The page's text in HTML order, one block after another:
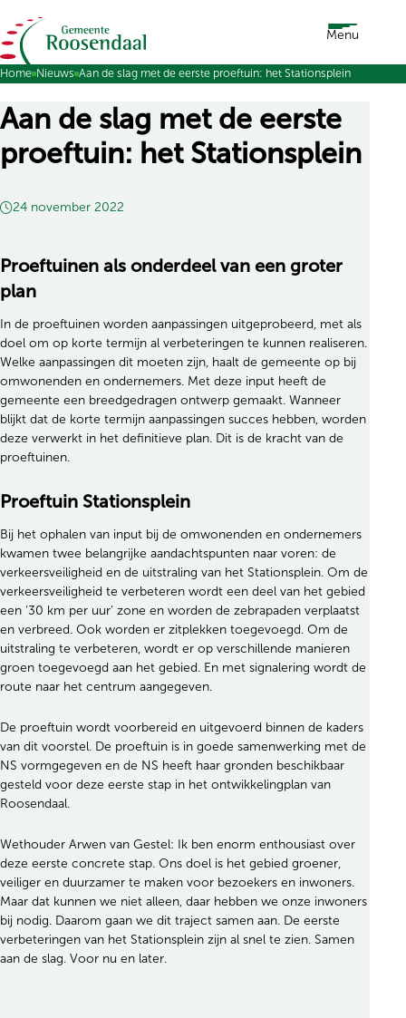
Ga naar de inhoud Menu
Home Nieuws Aan de slag met de eerste proeftuin: het Stationsplein
Aan de slag met de eerste
proeftuin: het Stationsplein
24 november 2022
Proeftuinen als onderdeel van een groter
plan
In de proeftuinen worden aanpassingen uitgeprobeerd, met als
doel om op korte termijn al verbeteringen te kunnen realiseren.
Welke aanpassingen dit moeten zijn, haalt de gemeente op bij
omwonenden en ondernemers. Met deze input heeft de
gemeente een breedgedragen ontwerp gemaakt. Wanneer
blijkt dat de korte termijn aanpassingen succes hebben, worden
deze verwerkt in het definitieve plan. Dit is de kracht van de
proeftuinen.
Proeftuin Stationsplein
Bij het ophalen van input bij de omwonenden en ondernemers
kwamen twee belangrijke aandachtspunten naar voren: de
verkeersveiligheid en de uitstraling van het Stationsplein. Om de
verkeersveiligheid te verbeteren wordt een deel van het gebied
een ‘30 km per uur’ zone en worden de zebrapaden verplaatst
en verbreed. Ook worden er zitplekken toegevoegd. Om de
uitstraling te verbeteren, wordt er op verschillende manieren
groen toegevoegd aan het gebied. En met signalering wordt de
route naar het centrum aangegeven.
De proeftuin wordt voorbereid en uitgevoerd binnen de kaders
van dit voorstel. De proeftuin is in goede samenwerking met de
NS vormgegeven en de NS heeft haar gronden beschikbaar
gesteld voor deze eerste stap in het ontwikkelingplan van
Roosendaal.
Wethouder Arwen van Gestel: Ik ben enorm enthousiast over
deze eerste concrete stap. Ons doel is het gebied groener,
veiliger en duurzamer te maken voor bezoekers en inwoners.
Maar dat kunnen we niet alleen, daar hebben we onze inwoners
bij nodig. Daarom gaan we dit traject samen aan. De eerste
verbeteringen van het Stationsplein zijn al snel te zien. Samen
aan de slag. Voor nu en later.